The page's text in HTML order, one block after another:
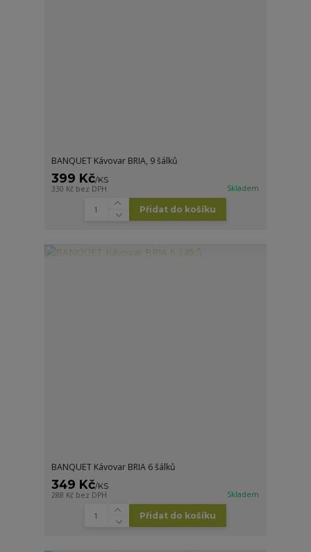
BANQUET Kávovar BRIA, 9 šálků
399 Kč/KS
330 Kč bez DPH Skladem
Přidat do košíku
BANQUET Kávovar BRIA 6 šálků
349 Kč/KS
288 Kč bez DPH Skladem
Přidat do košíku